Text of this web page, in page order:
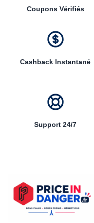
Coupons Vérifiés
Cashback Instantané
Support 24/7